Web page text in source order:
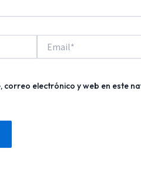
correo electrónico y web en este